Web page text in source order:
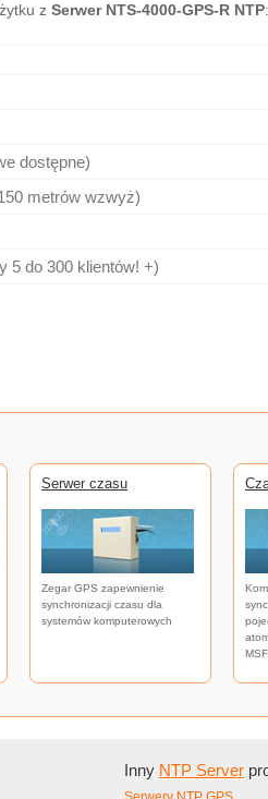
z Serwer NTS-4000-GPS-R NTP:
dostępne)
metrów wzwyż)
5 do 300 klientów! +)
Serwer czasu
Zegar GPS zapewnienie
synchronizacji czasu dla
systemów komputerowych
Inny NTP Server